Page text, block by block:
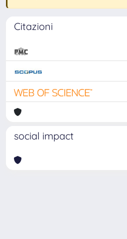
Citazioni
social impact